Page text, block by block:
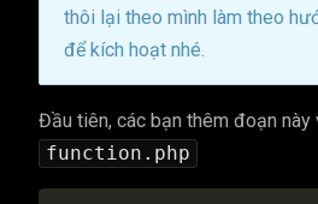
thôi lại theo mình làm theo
để kích hoạt nhé.
Đầu tiên, các bạn thêm đoạn này
function.php